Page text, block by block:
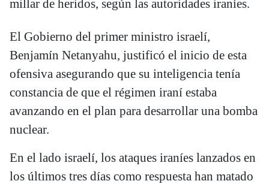
millar de heridos, según las autoridades iraníes.
El Gobierno del primer ministro israelí,
Benjamín Netanyahu, justificó el inicio de esta
ofensiva asegurando que su inteligencia tenía
constancia de que el régimen iraní estaba
avanzando en el plan para desarrollar una bomba
nuclear.
En el lado israelí, los ataques iraníes lanzados en
los últimos tres días como respuesta han matado